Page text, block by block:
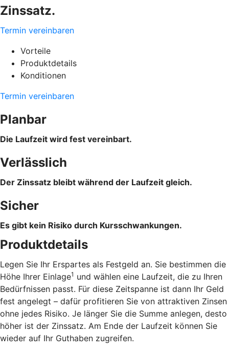
Zinssatz.
Termin vereinbaren
Vorteile
Produktdetails
Konditionen
Termin vereinbaren
Planbar
Die Laufzeit wird fest vereinbart.
Verlässlich
Der Zinssatz bleibt während der Laufzeit gleich.
Sicher
Es gibt kein Risiko durch Kursschwankungen.
Produktdetails
Legen Sie Ihr Erspartes als Festgeld an. Sie bestimmen die
Höhe Ihrer Einlage1 und wählen eine Laufzeit, die zu Ihren
Bedürfnissen passt. Für diese Zeitspanne ist dann Ihr Geld
fest angelegt – dafür profitieren Sie von attraktiven Zinsen
ohne jedes Risiko. Je länger Sie die Summe anlegen, desto
höher ist der Zinssatz. Am Ende der Laufzeit können Sie
wieder auf Ihr Guthaben zugreifen.